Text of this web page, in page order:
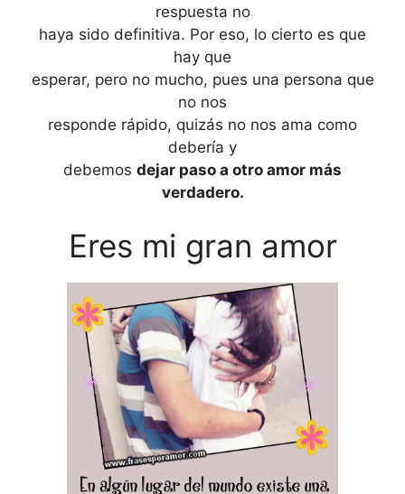
respuesta no
haya sido definitiva. Por eso, lo cierto es que
hay que
esperar, pero no mucho, pues una persona que
no nos
responde rápido, quizás no nos ama como
debería y
debemos dejar paso a otro amor más
verdadero.
Eres mi gran amor